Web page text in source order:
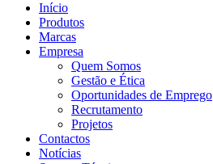
Início
Produtos
Marcas
Empresa
Quem Somos
Gestão e Ética
Oportunidades de Emprego
Recrutamento
Projetos
Contactos
Notícias